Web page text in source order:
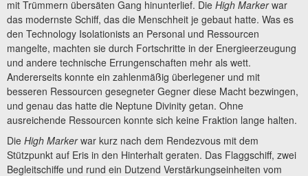
mit Trümmern übersäten Gang hinunterlief. Die High Markerwar
das modernste Schiff, das die Menschheit je gebaut hatte. Was es
den Technology Isolationists an Personal und Ressourcen
mangelte, machten sie durch Fortschritte in der Energieerzeugung
und andere technische Errungenschaften mehr als wett.
Andererseits konnte ein zahlenmäßig überlegener und mit
besseren Ressourcen gesegneter Gegner diese Macht bezwingen,
und genau das hatte die Neptune Divinity getan. Ohne
ausreichende Ressourcen konnte sich keine Fraktion lange halten.
Die High Markerwar kurz nach dem Rendezvous mit dem
Stützpunkt auf Eris in den Hinterhalt geraten. Das Flaggschiff, zwei
Begleitschiffe und rund ein Dutzend Verstärkungseinheiten vom